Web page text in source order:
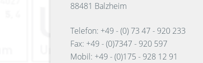
88481 Balzheim
Telefon: +49 - (0) 73 47 - 920 233
Fax: +49 - (0)7347 - 920 597
Mobil: +49 - (0)175 - 928 12 91